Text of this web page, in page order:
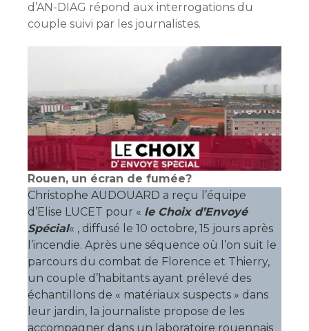
d’AN-DIAG répond aux interrogations du
couple suivi par les journalistes.
Rouen, un écran de fumée?
Christophe AUDOUARD a reçu l’équipe
d’Elise LUCET pour « le Choix d’Envoyé
Spécial« , diffusé le 10 octobre, 15 jours après
l’incendie. Après une séquence où l’on suit le
parcours du combat de Florence et Thierry,
un couple d’habitants ayant prélevé des
échantillons de « matériaux suspects » dans
leur jardin, la journaliste propose de les
accompagner dans un laboratoire rouennais